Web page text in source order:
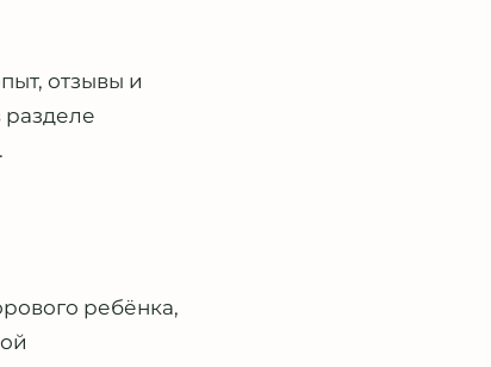
отзывы и
разделе
ребёнка,